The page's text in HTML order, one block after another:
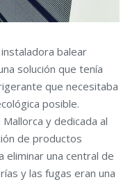
balear
solución que tenía
que necesitaba
posible.
y dedicada al
de productos
eliminar una central de
y las fugas eran una